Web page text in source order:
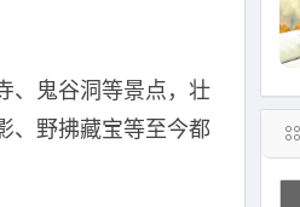
、鬼谷洞等景点，壮
、野拂藏宝等至今都